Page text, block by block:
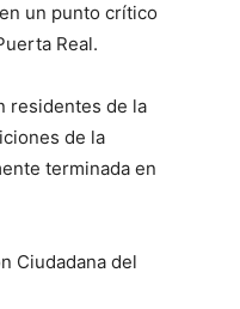
un punto crítico
Real.
residentes de la
de la
terminada en
Ciudadana del